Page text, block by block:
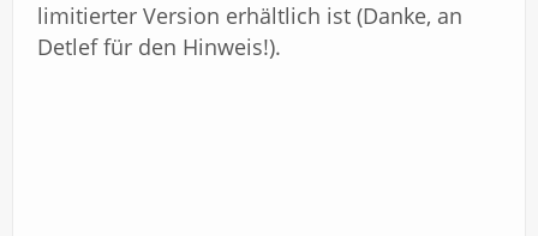
limitierter Version erhältlich ist (Danke, an
Detlef für den Hinweis!).